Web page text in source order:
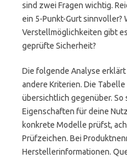
sind zwei Fragen wichtig.
ein 5-Punkt-Gurt sinnvoller?
Verstellmöglichkeiten gibt
geprüfte Sicherheit?
Die folgende Analyse
andere Kriterien. Die
übersichtlich gegenüber.
Eigenschaften für deine
konkrete Modelle prüfst,
Prüfzeichen. Bei
Herstellerinformationen.